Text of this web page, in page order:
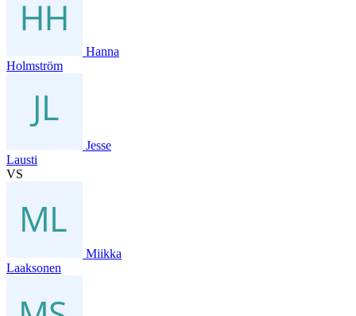
Hanna
Holmström
Jesse
Lausti
VS
Miikka
Laaksonen